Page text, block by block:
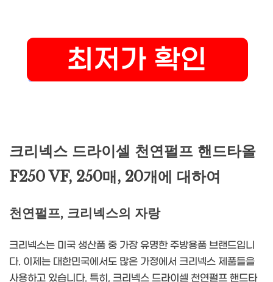
크리넥스 드라이셀 천연펄프 핸드타올
F250 VF, 250매, 20개에 대하여
천연펄프, 크리넥스의 자랑
크리넥스는 미국 생산품 중 가장 유명한 주방용품 브랜드입니
다. 이제는 대한민국에서도 많은 가정에서 크리넥스 제품들을
사용하고 있습니다. 특히, 크리넥스 드라이셀 천연펄프 핸드타